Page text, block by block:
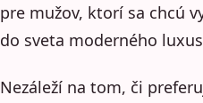
pre mužov, ktorí sa chcú
do sveta moderného
Nezáleží na tom, či